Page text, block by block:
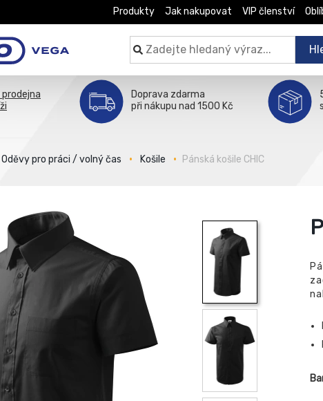
Produkty Jak nakupovat VIP členství
prodejna
Doprava zdarma
při nákupu nad 1500 Kč
Oděvy pro práci / volný čas Košile Pánská košile CHIC